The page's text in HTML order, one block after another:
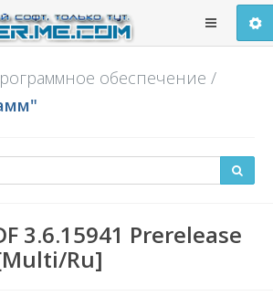
обеспечение /
3.6.15941 Prerelease
Ru]